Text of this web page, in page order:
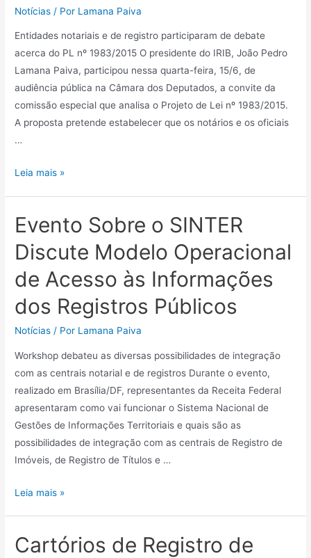
Notícias / Por Lamana Paiva
Entidades notariais e de registro participaram de debate
acerca do PL nº 1983/2015 O presidente do IRIB, João Pedro
Lamana Paiva, participou nessa quarta-feira, 15/6, de
audiência pública na Câmara dos Deputados, a convite da
comissão especial que analisa o Projeto de Lei nº 1983/2015.
A proposta pretende estabelecer que os notários e os oficiais
…
Leia mais »
Evento Sobre o SINTER
Discute Modelo Operacional
de Acesso às Informações
dos Registros Públicos
Notícias / Por Lamana Paiva
Workshop debateu as diversas possibilidades de integração
com as centrais notarial e de registros Durante o evento,
realizado em Brasília/DF, representantes da Receita Federal
apresentaram como vai funcionar o Sistema Nacional de
Gestões de Informações Territoriais e quais são as
possibilidades de integração com as centrais de Registro de
Imóveis, de Registro de Títulos e …
Leia mais »
Cartórios de Registro de